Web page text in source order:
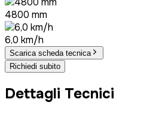
4800 mm
6,0 km/h
Scarica scheda tecnica
Richiedi subito
Dettagli Tecnici